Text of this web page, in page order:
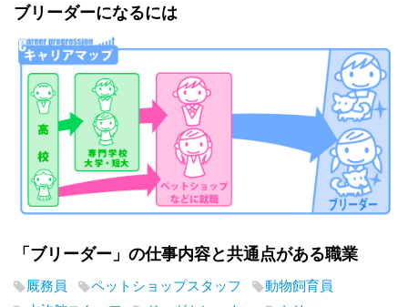
ブリーダーになるには
「ブリーダー」の仕事内容と共通点がある職業
厩務員 ペットショップスタッフ
動物飼育員